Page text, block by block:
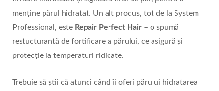
menține părul hidratat. Un alt produs, tot de la System
Professional, este Repair Perfect Hair – o spumă
restucturantă de fortificare a părului, ce asigură și
protecție la temperaturi ridicate.
Trebuie să știi că atunci când îi oferi părului hidratarea